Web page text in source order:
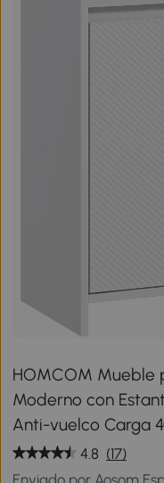
HOMCOM Mueble
Moderno con
Anti-vuelco Carga
4.8 (17)
Enviado por Aosom